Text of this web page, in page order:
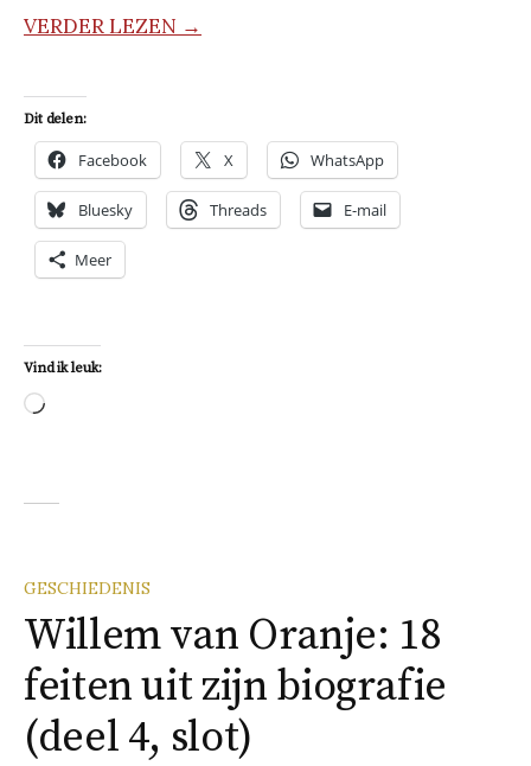
VERDER LEZEN →
Dit delen:
Facebook X WhatsApp
Bluesky Threads E-mail
Meer
Vind ik leuk:
Aan
GESCHIEDENIS
Willem van Oranje: 18
feiten uit zijn biografie
(deel 4, slot)